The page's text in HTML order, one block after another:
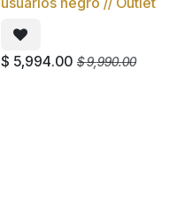
$ 5,994.00 $9,990.00